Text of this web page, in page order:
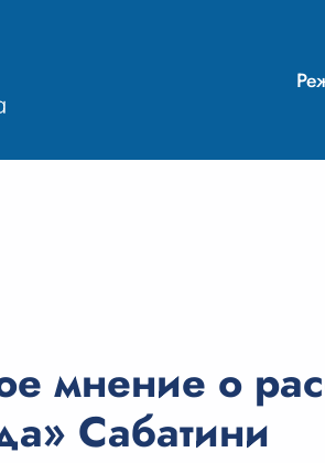
мнение о
Сабатини